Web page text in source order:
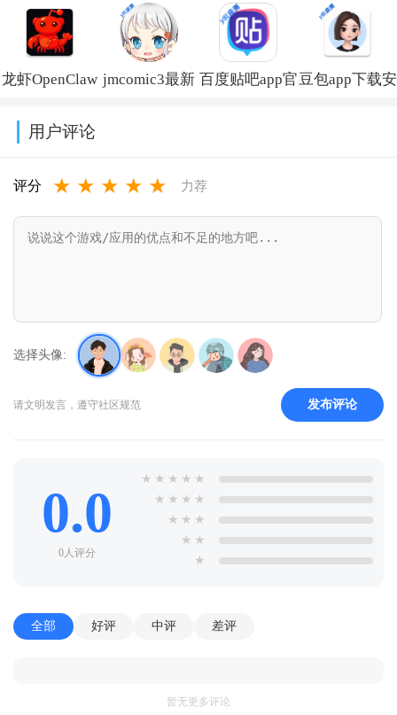
方正版下载
v30.0.3.2
版下载最新版
本
v10.13.5.1110
下载最新版
v39.7.0_39700200
版下载安装
2026v17.6.9.5
龙虾OpenClaw jmcomic3最新 百度贴吧app官豆包app下载安
用户评论
评分 ★ ★ ★ ★ ★ 力荐
选择头像:
请文明发言，遵守社区规范 发布评论
0.0
0人评分
★ ★ ★ ★ ★
★ ★ ★ ★
★ ★ ★
★ ★
★
全部 好评 中评 差评
暂无更多评论